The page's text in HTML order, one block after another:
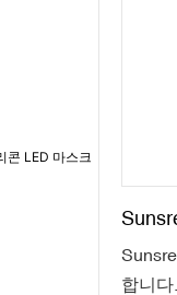
합니다.